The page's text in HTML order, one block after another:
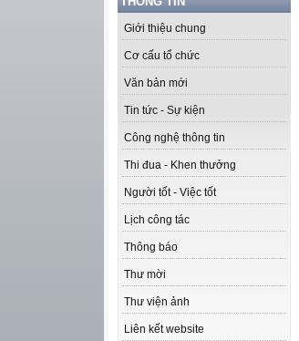
Giới thiệu chung
Cơ cấu tổ chức
Văn bản mới
Tin tức - Sự kiện
Công nghệ thông tin
Thi đua - Khen thưởng
Người tốt - Việc tốt
Lịch công tác
Thông báo
Thư mời
Thư viện ảnh
Liên kết website